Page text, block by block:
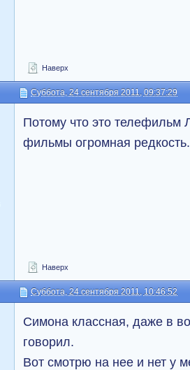
Наверх
Суббота, 24 сентября 2011, 09:37:29
Потому что это телефильм
фильмы огромная редкость.
Наверх
Суббота, 24 сентября 2011, 10:46:52
Симона классная, даже в
говорил.
Вот смотрю на нее и нет у